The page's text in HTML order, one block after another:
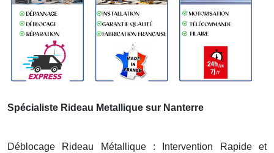
Spécialiste Rideau Metallique sur Nanterre
Déblocage Rideau Métallique : Intervention Rapide et